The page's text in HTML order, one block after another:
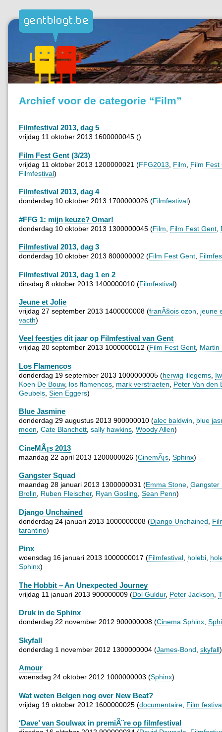
Archief voor de categorie “Film”
Filmfestival 2013, dag 5
vrijdag 11 oktober 2013 1600000045 ()
Film Fest Gent (3/23)
vrijdag 11 oktober 2013 1200000021 (FFG2013 Film
Film Fest
Filmfestival)
Filmfestival 2013, dag 4
donderdag 10 oktober 2013 1700000026 (Filmfestival)
#FFG 1: mijn keuze? Omar!
donderdag 10 oktober 2013 1300000045 (Film Film Fest Gent
Filmfestival 2013, dag 3
donderdag 10 oktober 2013 800000002 (Film Fest Gent
Filmfestival 2013, dag 1 en 2
dinsdag 8 oktober 2013 1400000010 (Filmfestival)
Jeune et Jolie
vrijdag 27 september 2013 1400000008 (franÃ§ois ozon
jeune
vacth)
Veel feestjes dit jaar op Filmfestival van Gent
vrijdag 20 september 2013 1000000012 (Film Fest Gent, Martin
Los Flamencos
donderdag 19 september 2013 1000000005 (herwig illegems
Koen De Bouw, los flamencos mark verstraeten
Peter Van den
Geubels Sien Eggers)
Blue Jasmine
donderdag 29 augustus 2013 900000010 (alec baldwin, blue
moon, Cate Blanchett, sally hawkins, Woody Allen)
CineMÃ¡s 2013
maandag 22 april 2013 1200000026 (CinemÃ¡s Sphinx)
Gangster Squad
maandag 28 januari 2013 1300000031 (Emma Stone, Gangster
Brolin, Ruben Fleischer, Ryan Gosling, Sean Penn)
Django Unchained
donderdag 24 januari 2013 1000000008 (Django Unchained
tarantino)
Pinx
woensdag 16 januari 2013 1000000017 (Filmfestival, holebi,
Sphinx)
The Hobbit – An Unexpected Journey
vrijdag 11 januari 2013 900000009 (Dol Guldur, Peter Jackson
Druk in de Sphinx
donderdag 22 november 2012 900000008 (Cinema Sphinx,
Skyfall
donderdag 1 november 2012 1300000004 (James-Bond skyfall)
Amour
woensdag 24 oktober 2012 1000000003 (Sphinx)
Wat weten Belgen nog over New Beat?
vrijdag 19 oktober 2012 1600000025 (documentaire Film
‘Dave’ van Soulwax in premiÃ¨re op filmfestival